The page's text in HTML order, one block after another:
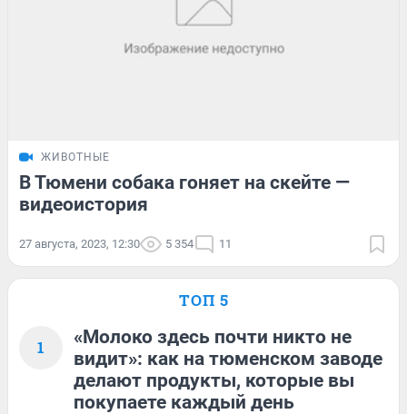
ЖИВОТНЫЕ
В Тюмени собака гоняет на скейте —
видеоистория
27 августа, 2023, 12:30 5 354 11
ТОП 5
1
«Молоко здесь почти никто не
видит»: как на тюменском заводе
делают продукты, которые вы
покупаете каждый день